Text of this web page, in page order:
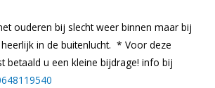
ouderen bij slecht weer binnen maar bij
in de buitenlucht. * Voor deze
betaald u een kleine bijdrage! info bij